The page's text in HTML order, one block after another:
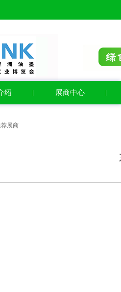
绍 展商中心
展商